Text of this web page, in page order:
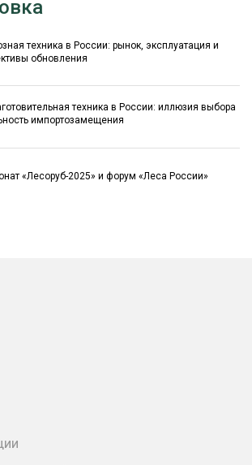
техника в России: рынок, эксплуатация и
обновления
техника в России: иллюзия выбора
импортозамещения
«Лесоруб-2025» и форум «Леса России»